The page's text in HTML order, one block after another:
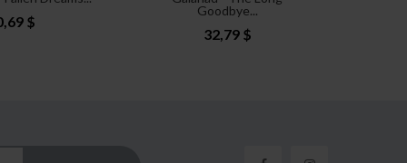
$
Goodbye...
32,79 $